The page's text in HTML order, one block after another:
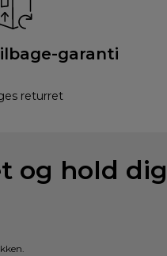
garanti
returret
og hold dig